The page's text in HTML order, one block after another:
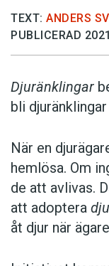
TEXT: ANDERS
PUBLICERAD
Djuränklingar
bli
När en
hemlösa. Om
de att avlivas.
att adoptera
åt djur när